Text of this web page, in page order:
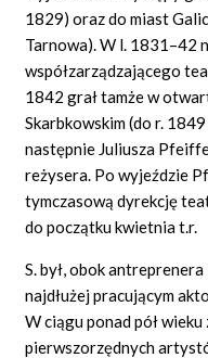
1829) oraz do miast
Tarnowa). W l. 1831–42
współzarządzającego
1842 grał tamże w
Skarbkowskim (do r.
następnie Juliusza
reżysera. Po wyjeździe
tymczasową dyrekcję
do początku kwietnia t.r.
S. był, obok
najdłużej pracującym
W ciągu ponad pół
pierwszorzędnych